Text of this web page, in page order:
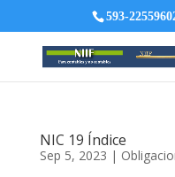
593-
NIC 19 Índice
Sep 5, 2023 |